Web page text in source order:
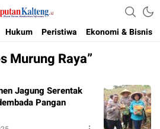
Kalteng
& Independent
Hukum Peristiwa Ekonomi & Bisnis
Murung Raya”
Jagung Serentak
Pangan